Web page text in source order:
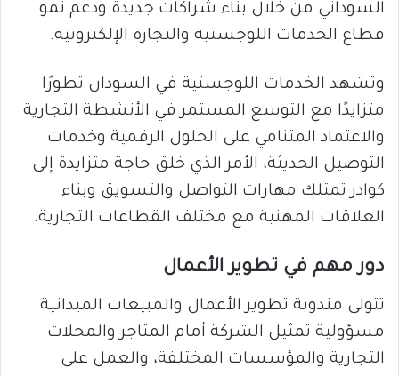
السوداني من خلال بناء شراكات جديدة ودعم نمو
قطاع الخدمات اللوجستية والتجارة الإلكترونية.
وتشهد الخدمات اللوجستية في السودان تطورًا
متزايدًا مع التوسع المستمر في الأنشطة التجارية
والاعتماد المتنامي على الحلول الرقمية وخدمات
التوصيل الحديثة، الأمر الذي خلق حاجة متزايدة إلى
كوادر تمتلك مهارات التواصل والتسويق وبناء
العلاقات المهنية مع مختلف القطاعات التجارية.
دور مهم في تطوير الأعمال
تتولى مندوبة تطوير الأعمال والمبيعات الميدانية
مسؤولية تمثيل الشركة أمام المتاجر والمحلات
التجارية والمؤسسات المختلفة، والعمل على